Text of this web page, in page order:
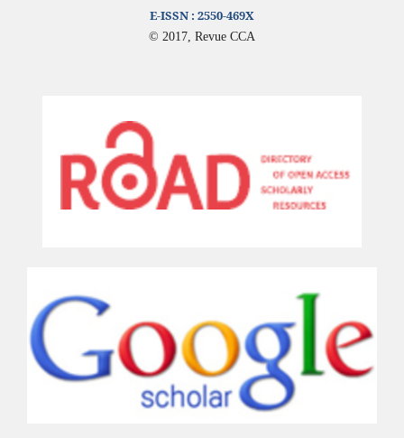
E-ISSN : 2550-469X
© 2017, Revue CCA